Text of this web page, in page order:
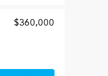
$360,000